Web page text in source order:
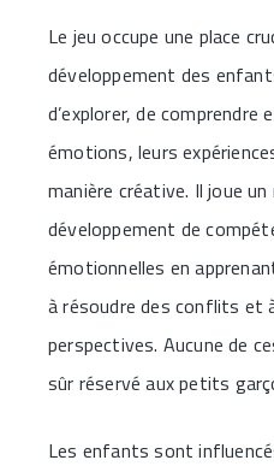
Le jeu occupe une place
développement des
d’explorer, de comprendre
émotions, leurs
manière créative. Il joue
développement de
émotionnelles en
à résoudre des conflits et
perspectives. Aucune de
sûr réservé aux petits
Les enfants sont